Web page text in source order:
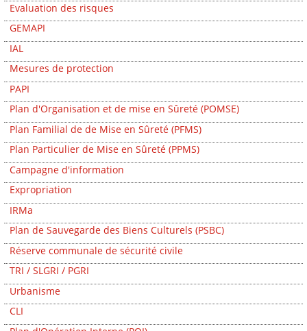
Evaluation des risques
GEMAPI
IAL
Mesures de protection
PAPI
Plan d'Organisation et de mise en Sûreté (POMSE)
Plan Familial de de Mise en Sûreté (PFMS)
Plan Particulier de Mise en Sûreté (PPMS)
Campagne d'information
Expropriation
IRMa
Plan de Sauvegarde des Biens Culturels (PSBC)
Réserve communale de sécurité civile
TRI / SLGRI / PGRI
Urbanisme
CLI